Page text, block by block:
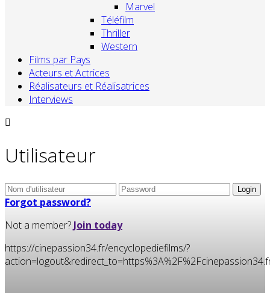
Marvel
Téléfilm
Thriller
Western
Films par Pays
Acteurs et Actrices
Réalisateurs et Réalisatrices
Interviews
Utilisateur
Forgot password?
Not a member? Join today
https://cinepassion34.fr/encyclopediefilms/?